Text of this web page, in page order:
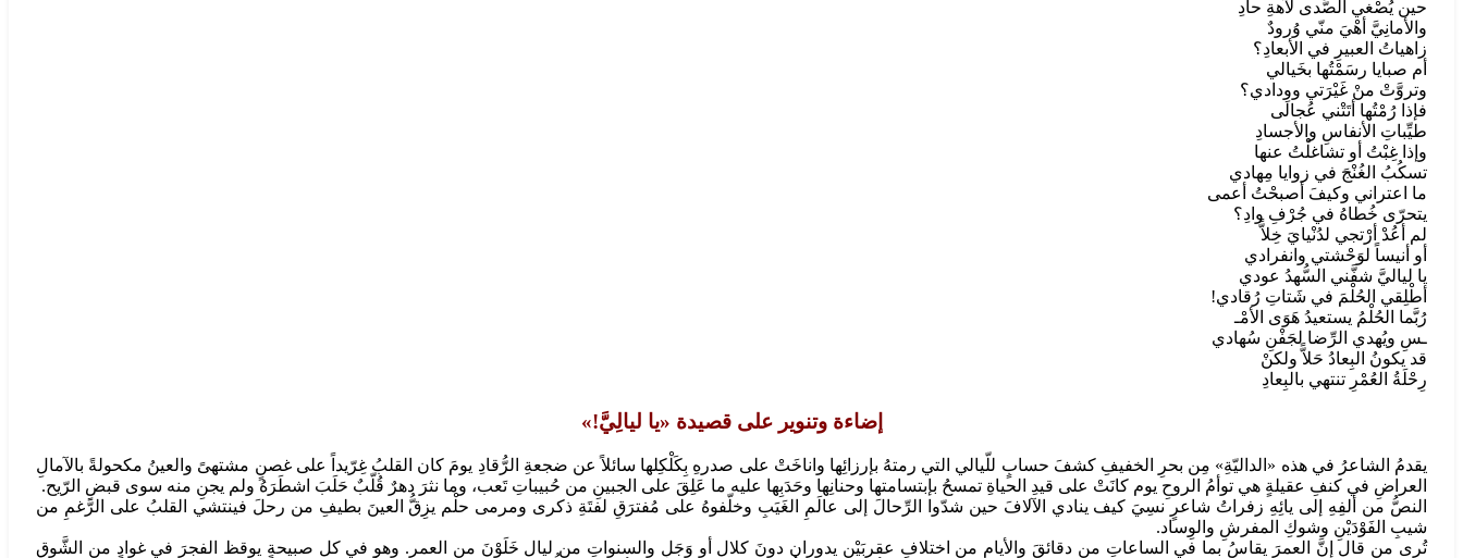
حين يُصْغي الصَّدى لآهةِ حادِ
والأمانِيَّ أهْيَ منّي وُرودٌ
زاهياتُ العبيرِ في الأبعادِ؟
أم صبايا رسَمْتُها بخَيالي
وتروَّتْ منْ غَيْرَتي ووِدادي؟
فإذا رُمْتُها أتَتْني عُجالى
طيِّباتِ الأنفاسِ والأجسادِ
وإذا غِبْتُ أو تشاغلْتُ عنها
تسكُبُ الغُنْجَ في زوايا مِهادي
ما اعتراني وكيفَ أصبحْتُ أعمى
يتحرّى خُطاهُ في جُرْفِ وادِ؟
لم أعُدْ أرْتجي لدُنْيايَ خِلاًّ
أو أنيساً لوَحْشتي وانفرادي
يا لياليَّ شفَّني السُّهدُ عودي
أطْلِقي الحُلْمَ في شَتاتِ رُقادي!
رُبَّما الحُلْمُ يستعيدُ هَوَى الأمْـ
ـسِ ويُهدي الرِّضا لجَفْنِ سُهادي
قد يكونُ البِعادُ حَلاًّ ولكنْ
رِحْلَةُ العُمْرِ تنتهي بالبِعادِ
إضاءة وتنوير على قصيدة «يا ليالِيَّ!»
يقدمُ الشاعرُ في هذه «الداليّةِ» مِن بحرِ الخفيفِ كشفَ حسابٍ للّيالي التي رمتهُ بإرزائِها واناخَتْ على صدرهِ بِكَلْكِلها سائلاً عن ضجعةِ الرُّقادِ يومَ كان القلبُ غِرّيداً على غصنٍ مشتهىً والعينُ مكحولةً بالآمالِ
العراضِ في كنفِ عقيلةٍ هي توأمُ الروحِ يوم كانَتْ على قيدِ الحياةِ تمسحُ بإبتسامتها وحنانِها وحَدَبِها عليه ما عَلِقَ على الجبينِ من حُبيباتِ تَعب، وما نثرَ دهرٌ قُلّبٌ حَلَبَ اشطَرَهُ ولم يجنِ منه سوى قبضِ الرّيح.
النصُّ من ألفِهِ إلى يائِهِ زفراتُ شاعرٍ نسِيَ كيف ينادي الآلافَ حين شدّوا الرِّحالَ إلى عالَمِ الغَيَبِ وخلّفوهُ على مُفترَقِ لفتَةِ ذكرى ومرمى حلْم يزِقُّ العينَ بطيفِ من رحلَ فينتشي القلبُ على الرَّغمِ من
شيبِ الفَوْدَيْنِ وشوكِ المفرشِ والوِساد.
تُرى من قال إنَّ العمرَ يقاسُ بما في الساعاتِ من دقائقَ والأيامِ من اختلافِ عقربَيْنِ يدورانِ دونَ كلالٍ أو وَجَلٍ والسنواتِ من ليالٍ خَلَوْنَ من العمر. وهو في كل صبيحةٍ يوقظ الفجرَ في غوادٍ من الشَّوق